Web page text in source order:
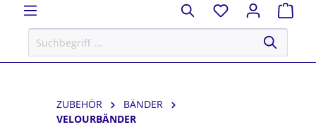
ZUBEHÖR
BÄNDER
VELOURBÄNDER